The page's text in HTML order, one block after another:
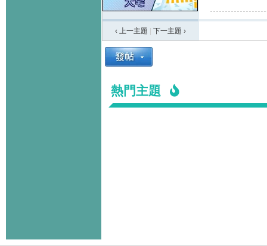
‹ 上一主題 下一主題 ›
熱門主題